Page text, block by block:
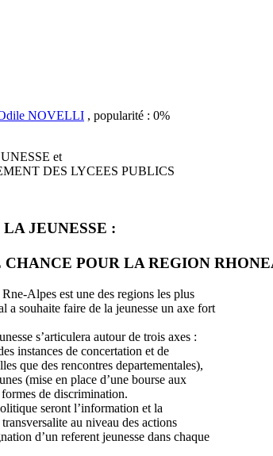
NOVELLI , popularité : 0%
et
DES LYCEES PUBLICS
JEUNESSE :
CHANCE POUR LA REGION
Alpes est une des regions les plus
a souhaite faire de la jeunesse un axe fort
s’articulera autour de trois axes :
instances de concertation et de
que des rencontres departementales),
(mise en place d’une bourse aux
de discrimination.
seront l’information et la
au niveau des actions
d’un referent jeunesse dans chaque